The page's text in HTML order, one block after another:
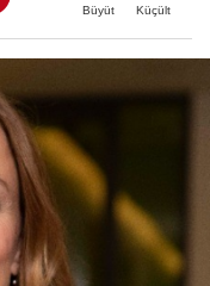
Büyüt Küçült